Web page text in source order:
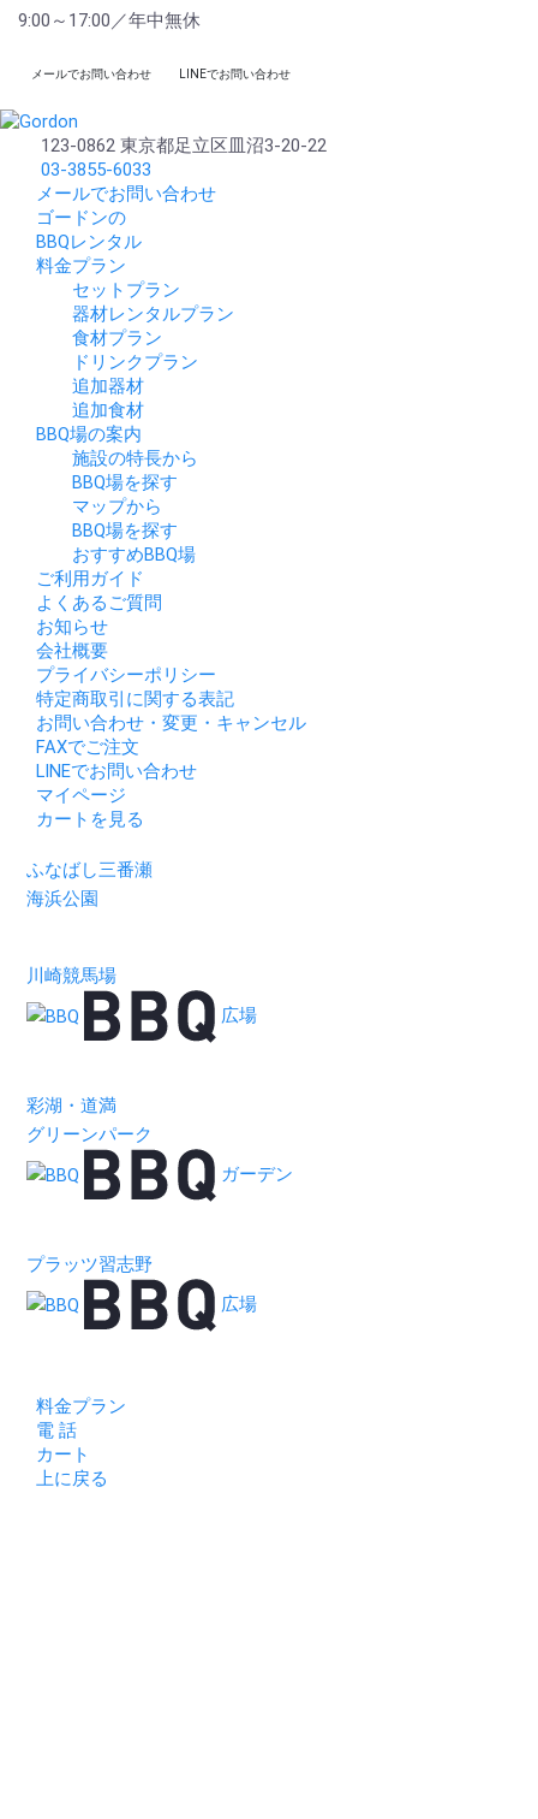
9:00～17:00／年中無休
メールでお問い合わせ LINEでお問い合わせ
123-0862 東京都足立区皿沼3-20-22
03-3855-6033
メールでお問い合わせ
ゴードンの
BBQレンタル
料金プラン
セットプラン
器材レンタルプラン
食材プラン
ドリンクプラン
追加器材
追加食材
BBQ場の案内
施設の特長から
BBQ場を探す
マップから
BBQ場を探す
おすすめBBQ場
ご利用ガイド
よくあるご質問
お知らせ
会社概要
プライバシーポリシー
特定商取引に関する表記
お問い合わせ・変更・キャンセル
FAXでご注文
LINEでお問い合わせ
マイページ
カートを見る
ふなばし三番瀬
海浜公園
川崎競馬場
広場
彩湖・道満
グリーンパーク
ガーデン
プラッツ習志野
広場
料金プラン
電 話
カート
上に戻る